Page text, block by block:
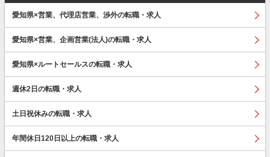
愛知県×営業、代理店営業、渉外の転職・求人
愛知県×営業、企画営業(法人)の転職・求人
愛知県×ルートセールスの転職・求人
週休2日の転職・求人
土日祝休みの転職・求人
年間休日120日以上の転職・求人